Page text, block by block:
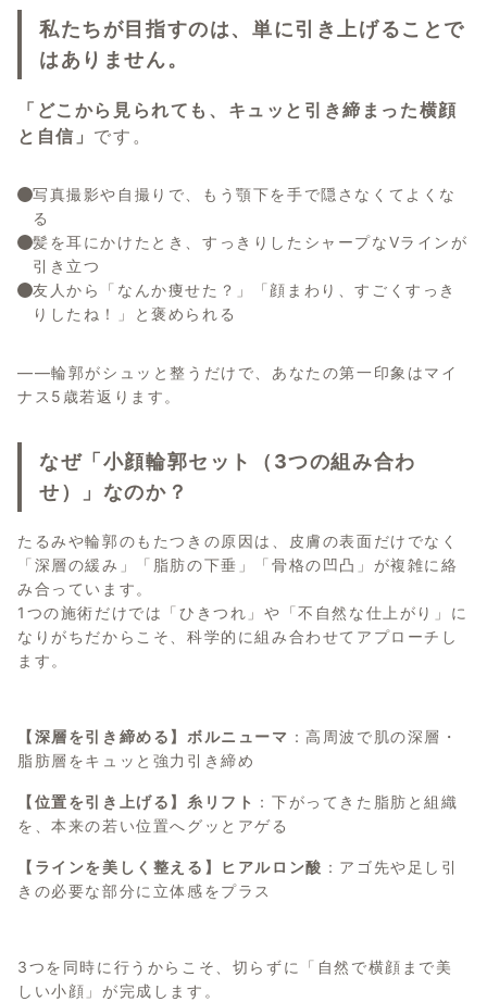
私たちが目指すのは、単に引き上げることで
はありません。
「どこから見られても、キュッと引き締まった横顔
と自信」 です。
写真撮影や自撮りで、もう顎下を手で隠さなくてよくな
る
髪を耳にかけたとき、すっきりしたシャープなVラインが
引き立つ
友人から「なんか痩せた？」「顔まわり、すごくすっき
りしたね！」と褒められる
――輪郭がシュッと整うだけで、あなたの第一印象はマイ
ナス5歳若返ります。
なぜ「小顔輪郭セット（3つの組み合わ
せ）」なのか？
たるみや輪郭のもたつきの原因は、皮膚の表面だけでなく
「深層の緩み」「脂肪の下垂」「骨格の凹凸」が複雑に絡
み合っています。
1つの施術だけでは「ひきつれ」や「不自然な仕上がり」に
なりがちだからこそ、科学的に組み合わせてアプローチし
ます。
【深層を引き締める】ボルニューマ ：高周波で肌の深層・
脂肪層をキュッと強力引き締め
【位置を引き上げる】糸リフト ：下がってきた脂肪と組織
を、本来の若い位置へグッとアゲる
【ラインを美しく整える】ヒアルロン酸 ：アゴ先や足し引
きの必要な部分に立体感をプラス
3つを同時に行うからこそ、切らずに「自然で横顔まで美
しい小顔」が完成します。